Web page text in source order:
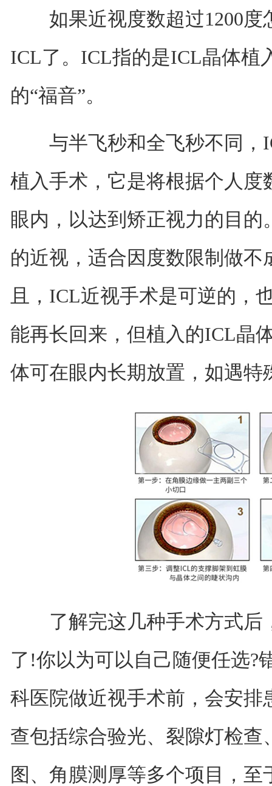
如果近视度数超过1200度
ICL了。ICL指的是ICL晶体植
的“福音”。
与半飞秒和全飞秒不同，
植入手术，它是将根据个人
眼内，以达到矫正视力的目的
的近视，适合因度数限制做
且，ICL近视手术是可逆的，
能再长回来，但植入的ICL晶
体可在眼内长期放置，如遇特
了解完这几种手术方式后
了!你以为可以自己随便任选?
科医院做近视手术前，会安
查包括综合验光、裂隙灯检
图、角膜测厚等多个项目，